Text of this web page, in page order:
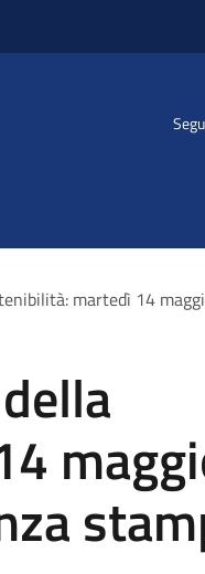
martedì 14